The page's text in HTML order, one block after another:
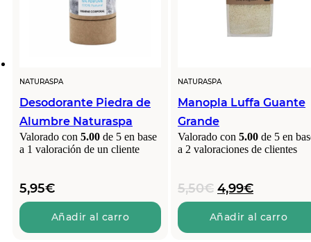
NATURASPA
Desodorante Piedra de
Alumbre Naturaspa
Valorado con 5.00 de 5 en base
a 1 valoración de un cliente
5,95€
Añadir al carro
NATURASPA
Manopla Luffa Guante
Grande
Valorado con 5.00 de 5 en
a 2 valoraciones de clientes
5,50€ El
precio
original
era:
4,99€El
precio
actual
es:
Añadir al carro